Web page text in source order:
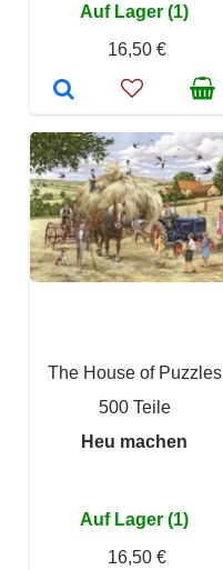
Auf Lager (1)
16,50 €
The House of Puzzles
500 Teile
Heu machen
Auf Lager (1)
16,50 €